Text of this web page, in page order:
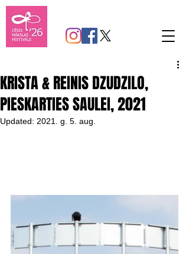
KRISTA & REINIS DZUDZILO,
PIESKARTIES SAULEI, 2021
Updated: 2021. g. 5. aug.